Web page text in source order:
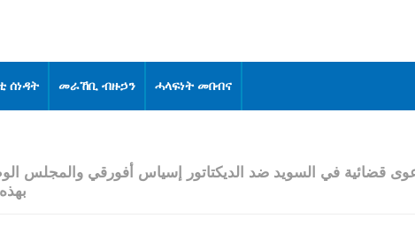
ሰነዳት መራኸቢ ብዙኃን ሓላፍነት መበብና
قضائية في السويد ضد الديكتاتور إسياس أفورقي والمجلس